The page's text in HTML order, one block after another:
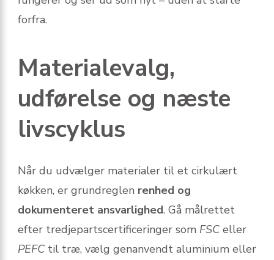
forfra.
Materialevalg,
udførelse og næste
livscyklus
Når du udvælger materialer til et cirkulært
køkken, er grundreglen renhed og
dokumenteret ansvarlighed. Gå målrettet
efter tredjepartscertificeringer som FSC eller
PEFC til træ, vælg genanvendt aluminium eller